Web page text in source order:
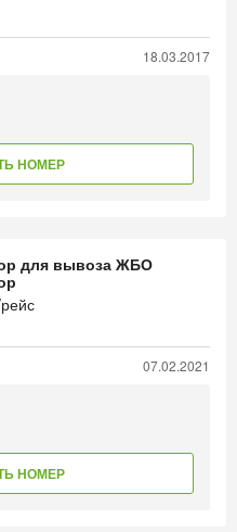
18.03.2017
НОМЕР
для вывоза ЖБО
07.02.2021
НОМЕР